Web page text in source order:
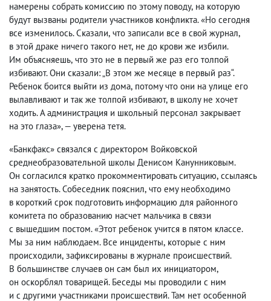
намерены собрать комиссию по этому поводу, на которую
будут вызваны родители участников конфликта. «Но сегодня
все изменилось. Сказали, что записали все в свой журнал,
в этой драке ничего такого нет, не до крови же избили.
Им объясняешь, что это не в первый же раз его толпой
избивают. Они сказали: „В этом же месяце в первый раз“.
Ребенок боится выйти из дома, потому что они на улице его
вылавливают и так же толпой избивают, в школу не хочет
ходить. А администрация и школьный персонал закрывает
на это глаза», — уверена тетя.
«Банкфакс» связался с директором Войковской
среднеобразовательной школы Денисом Канунниковым.
Он согласился кратко прокомментировать ситуацию, ссылаясь
на занятость. Собеседник пояснил, что ему необходимо
в короткий срок подготовить информацию для районного
комитета по образованию насчет мальчика в связи
с вышедшим постом.«Этот ребенок учится в пятом классе.
Мы за ним наблюдаем. Все инциденты, которые с ним
происходили, зафиксированы в журнале происшествий.
В большинстве случаев он сам был их инициатором,
он оскорблял товарищей. Беседы мы проводили с ним
и с другими участниками происшествий. Там нет особенной